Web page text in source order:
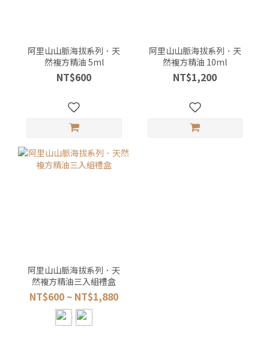
阿里山山脈海拔系列．天
然複方精油 5ml
NT$600
阿里山山脈海拔系列．天
然複方精油 10ml
NT$1,200
阿里山山脈海拔系列．天
然複方精油三入組禮盒
NT$600 ~ NT$1,880